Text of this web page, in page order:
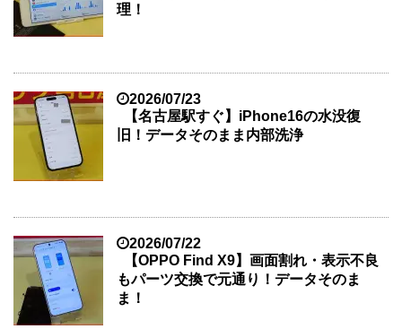
理！
2026/07/23
【名古屋駅すぐ】iPhone16の水没復
旧！データそのまま内部洗浄
2026/07/22
【OPPO Find X9】画面割れ・表示不良
もパーツ交換で元通り！データそのま
ま！